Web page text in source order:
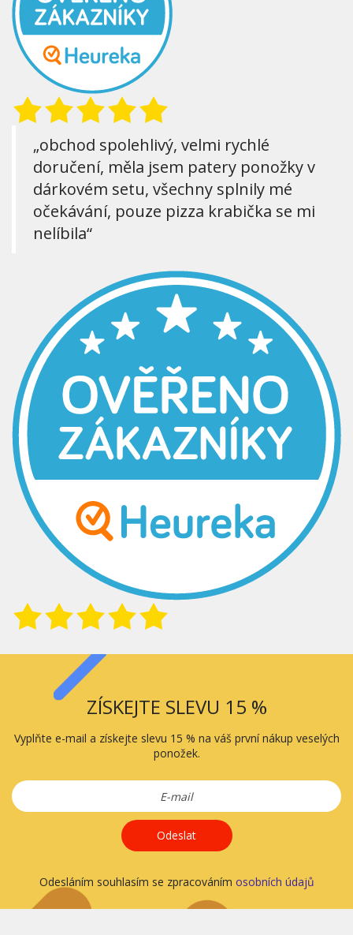
„obchod spolehlivý, velmi rychlé
doručení, měla jsem patery ponožky v
dárkovém setu, všechny splnily mé
očekávání, pouze pizza krabička se mi
nelíbila“
ZÍSKEJTE SLEVU 15 %
Vyplňte e-mail a získejte slevu 15 % na váš první nákup veselých
ponožek.
Odeslat
Odesláním souhlasím se zpracováním osobních údajů